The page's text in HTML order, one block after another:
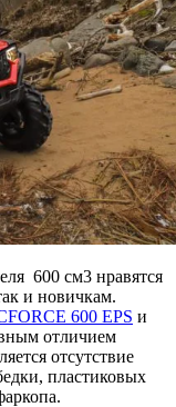
600 см3 нравятся
и новичкам.
600 EPS и
отличием
отсутствие
пластиковых